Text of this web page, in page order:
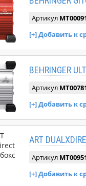
Артикул
BEHRINGER
Артикул
ART
Артикул